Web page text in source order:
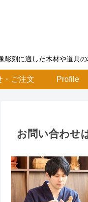
刻に適した木材や道具の
・ご注文 Profile
お問い合わせ